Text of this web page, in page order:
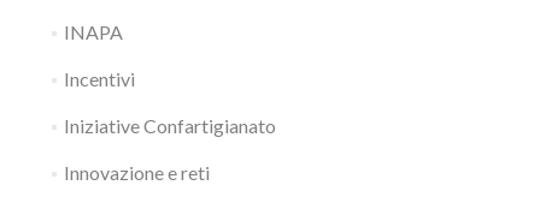
INAPA
Incentivi
Iniziative Confartigianato
Innovazione e reti